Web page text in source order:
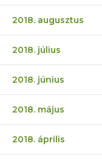
2018. augusztus
2018. július
2018. június
2018. május
2018. április